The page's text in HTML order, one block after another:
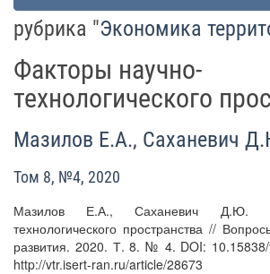
рубрика "Экономика
Факторы научно-
технологического
Мазилов Е.А., Саханевич
Том 8, №4, 2020
Мазилов Е.А., Саханевич Д.Ю.
технологического пространства //
развития. 2020. Т. 8. № 4. DOI:
http://vtr.isert-ran.ru/article/28673